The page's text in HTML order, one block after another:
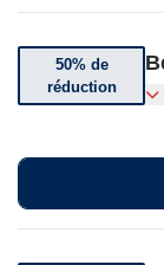
50% de
réduction